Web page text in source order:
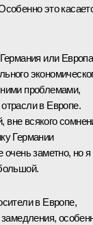
это
или Европа
проблемами,
в Европе.
вне всякого
Германии
очень заметно, но я
в Европе,